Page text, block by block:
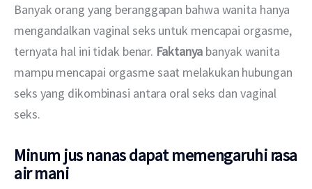
Banyak orang yang beranggapan bahwa wanita hanya
mengandalkan vaginal seks untuk mencapai orgasme,
ternyata hal ini tidak benar. Faktanya banyak wanita
mampu mencapai orgasme saat melakukan hubungan
seks yang dikombinasi antara oral seks dan vaginal
seks.
Minum jus nanas dapat memengaruhi rasa
air mani